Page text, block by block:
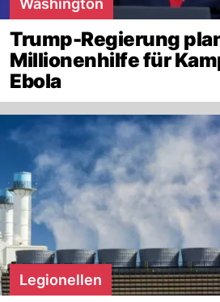
Washington
Trump-Regierung
Millionenhilfe für
Ebola
Legionellen